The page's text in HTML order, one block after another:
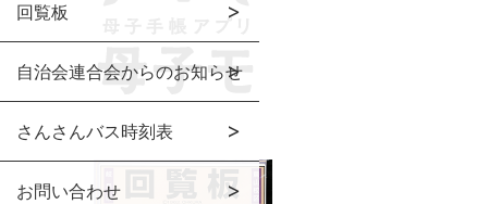
回覧板
自治会連合会からのお知らせ
さんさんバス時刻表
お問い合わせ